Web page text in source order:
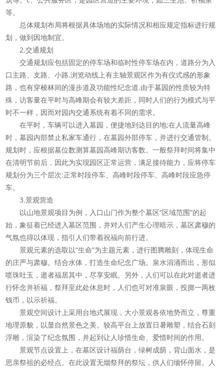
等。
总体规划布局将根据具体场地的实际情况和相应规定指标进行规
划，做到因地制宜。
2.交通规划
交通规划应包括固定的停车场和临时性停车场在内，道路分为入
口主路、支路、小路.浏览动线上有主轴景观区作为有仪式感的形象
路，也有穿梭林间的漫步道及功能性纪念道.由于墓园的性质较为特
殊，访客量在平时与高峰期会有较大差距，同时人们的行为模式与平
时不一样，因而对园内交通系统有着不同的需求。
在平时，车辆可以进入墓园，便捷地到达目的地;在人流量高峰
时，墓园内部禁止私家车通行，在墓园外部停车，并进行交通管制。
规划时，应根据墓位数测算墓园高峰期访客数。一般祭拜时间将集中
在清明节前后，因此为实现园区正常运营，满足接待能力，应将停车
规划分为三个层次:正常时段停车、高峰时段停车、高峰时段应急停
车。
3.景观营造
以山地景观项目为例，入口山门作为整个墓区“区域范围”的起
始，象征着已经进入墓区范围，并对人们产生心理暗示，墓区肃穆的
气氛也得以体现，指引人们带着祝福向前行进。
景观元素的选取以“生命”为主题元素，进行图腾雕刻，体现生命
的庄严与肃穆。结合水体，打造生命纪念广场。泉水涓涌而出，形似
喷珠吐玉，逝者福居其中，尽享安眠。另外，人们可以在此对逝者进
行怀念并祈福，祭拜至此处休息时，人们也可对准泉眼，投掷一两枚
钱币，以示祈福。
景观空间设计上采用台地式展现，大小景观各依地势而立，尊重
地理原貌，以显自然景色之美。较高平台上放置日暑雕塑，结合石刻
浮雕，渲染了纪念氛围，并起到让人珍惜生命、爱惜时间的作用。
景观节点设置上，在墓区设计福荫台，绿树成荫，背山面水，是
思亲祭祖的必经点。在此设置无烟祭拜的祭坛，供人们缅怀停留。人